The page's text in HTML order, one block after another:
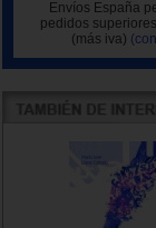
Envíos España
pedidos
(más iva)